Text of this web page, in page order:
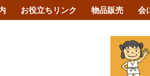
お役立ちリンク 物品販売 会